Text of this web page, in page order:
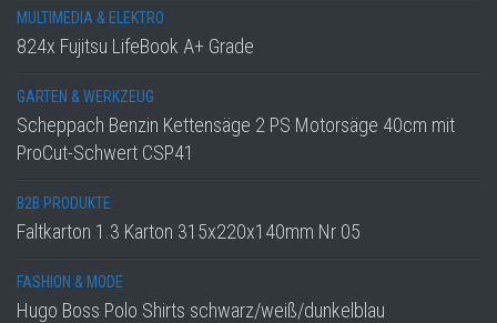
MULTIMEDIA & ELEKTRO
824x Fujitsu LifeBook A+ Grade
GARTEN & WERKZEUG
Scheppach Benzin Kettensäge 2 PS Motorsäge 40cm mit
ProCut-Schwert CSP41
B2B PRODUKTE
Faltkarton 1.3 Karton 315x220x140mm Nr 05
FASHION & MODE
Hugo Boss Polo Shirts schwarz/weiß/dunkelblau